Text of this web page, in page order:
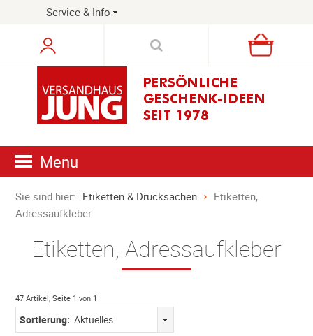
Service & Info
Warenkorb
Menu
Sie sind hier: Etiketten & Drucksachen
Etiketten,
Adressaufkleber
Etiketten, Adressaufkleber
47 Artikel, Seite 1 von 1
Sortierung: Aktuelles